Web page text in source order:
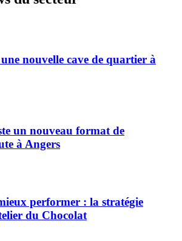
nouvelle cave de quartier à
un nouveau format de
à Angers
performer : la stratégie
du Chocolat